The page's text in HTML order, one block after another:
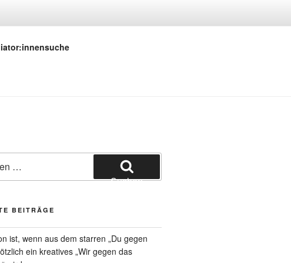
E.V.
Suchen
BEITRÄGE
ist, wenn aus dem starren „Du gegen
ein kreatives „Wir gegen das